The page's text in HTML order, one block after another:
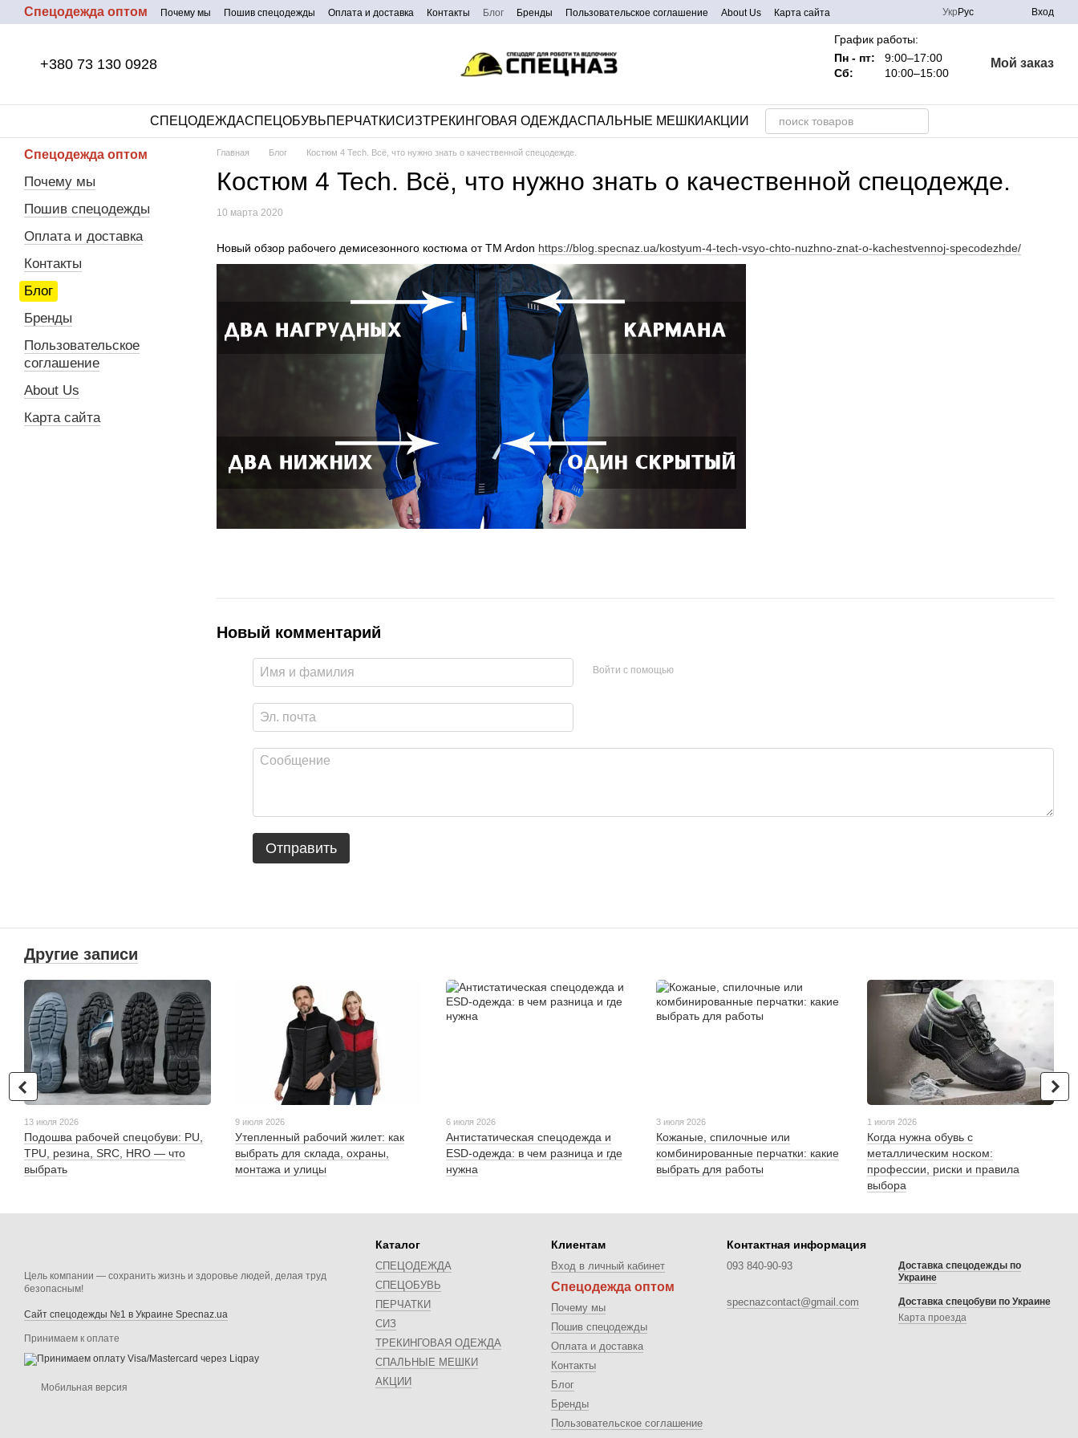
Перейти к основному контенту
Спецодежда оптом Почему мы Пошив спецодежды Оплата и доставка Контакты Блог Бренды Пользовательское соглашение About Us Карта сайта Укр Рус Вход
+380 73 130 0928
График работы:
Пн - пт:
9:00–17:00
Сб:
10:00–15:00
Мой заказ
СПЕЦОДЕЖДАСПЕЦОБУВЬПЕРЧАТКИСИЗТРЕКИНГОВАЯ ОДЕЖДАCПАЛЬНЫЕ МЕШКИАКЦИИ
Главная Блог Костюм 4 Tech. Всё, что нужно знать о качественной спецодежде.
Костюм 4 Tech. Всё, что нужно знать о качественной спецодежде.
10 марта 2020
Новый обзор рабочего демисезонного костюма от TM Ardon https://blog.specnaz.ua/kostyum-4-tech-vsyo-chto-nuzhno-znat-o-kachestvennoj-specodezhde/
Новый комментарий
Войти с помощью
Отправить
Спецодежда оптом
Почему мы
Пошив спецодежды
Оплата и доставка
Контакты
Блог
Бренды
Пользовательское
соглашение
About Us
Карта сайта
Другие записи
13 июля 2026
Подошва рабочей спецобуви: PU,
TPU, резина, SRC, HRO — что
выбрать
9 июля 2026
Утепленный рабочий жилет: как
выбрать для склада, охраны,
монтажа и улицы
6 июля 2026
Антистатическая спецодежда и
ESD-одежда: в чем разница и где
нужна
3 июля 2026
Кожаные, спилочные или
комбинированные перчатки: какие
выбрать для работы
1 июля 2026
Когда нужна обувь с
металлическим носком:
профессии, риски и правила
выбора
Цель компании — сохранить жизнь и здоровье людей, делая труд
безопасным!
Сайт спецодежды №1 в Украине Specnaz.ua
Принимаем к оплате
Мобильная версия
Каталог
СПЕЦОДЕЖДА
СПЕЦОБУВЬ
ПЕРЧАТКИ
СИЗ
ТРЕКИНГОВАЯ ОДЕЖДА
CПАЛЬНЫЕ МЕШКИ
АКЦИИ
Клиентам
Вход в личный кабинет
Спецодежда оптом
Почему мы
Пошив спецодежды
Оплата и доставка
Контакты
Блог
Бренды
Пользовательское соглашение
Контактная информация
093 840-90-93
specnazcontact@gmail.com
Доставка спецодежды по
Украине
Доставка спецобуви по Украине
Карта проезда